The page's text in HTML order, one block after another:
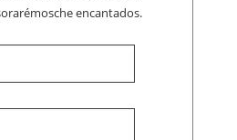
encantados.